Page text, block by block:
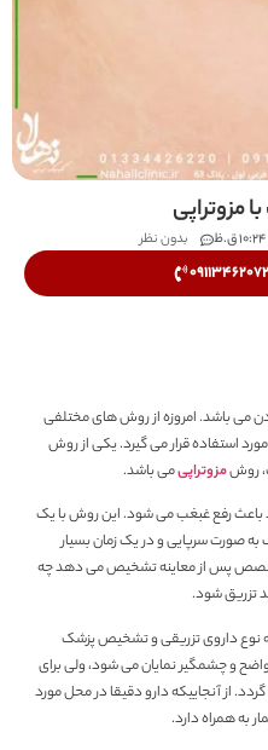
مزوتراپی
10:24 ق.ظ بدون نظر
می باشد. امروزه از روش های مختلفی
استفاده قرار می گیرد. یکی از روش
روشمزوتراپیمی باشد.
باعث رفع غبغب می شود. این روش با یک
صورت سرپایی و در یک زمان بسیار
پس از معاینه تشخیص می دهد چه
تزریق شود.
با توجه به نوع داروی تزریقی و تشخیص پزشک
و چشمگیر نمایان می شود، ولی برای
از آنجاییکه دارو دقیقا در محل مورد
به همراه دارد.